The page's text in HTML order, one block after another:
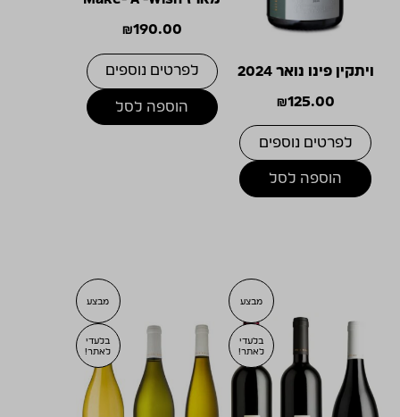
ויתקין פינו נואר 2024
₪125.00
לפרטים נוספים
הוספה לסל
₪190.00
לפרטים נוספים
הוספה לסל
מבצע
בלעדי
לאתר!
מבצע
בלעדי
לאתר!